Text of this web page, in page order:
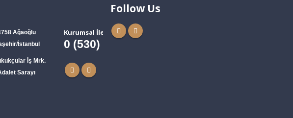
Ağaoğlu
İstanbul
İş Mrk.
Sarayı
Kurumsal İletişim
0 (530) 881 37 37
Follow Us